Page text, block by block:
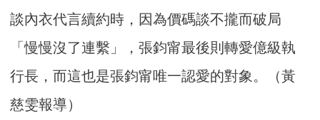
談內衣代言續約時，因為價碼談不攏而破局
「慢慢沒了連繫」，張鈞甯最後則轉愛億級執
行長，而這也是張鈞甯唯一認愛的對象。（黃
慈雯報導）